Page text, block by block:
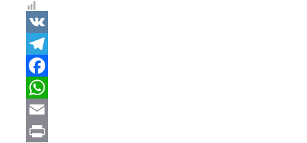
VK
Telegram
Facebook
WhatsApp
Email